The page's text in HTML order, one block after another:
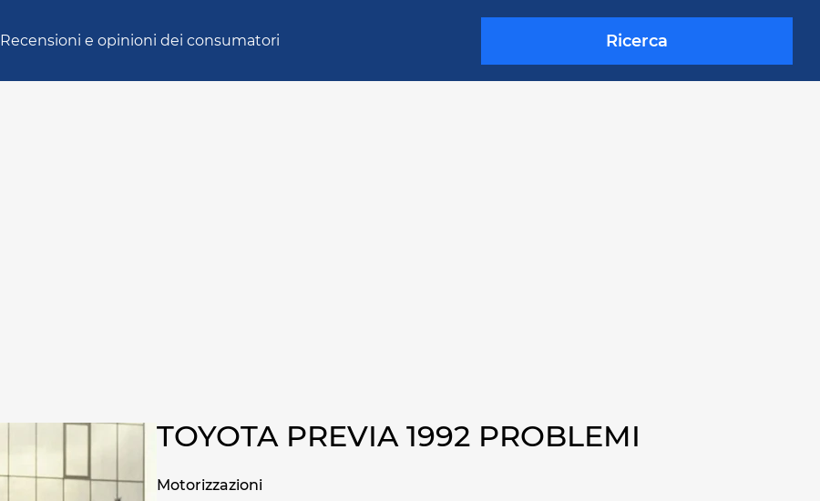
Recensioni e opinioni dei consumatori Ricerca
TOYOTA PREVIA 1992 PROBLEMI
Motorizzazioni